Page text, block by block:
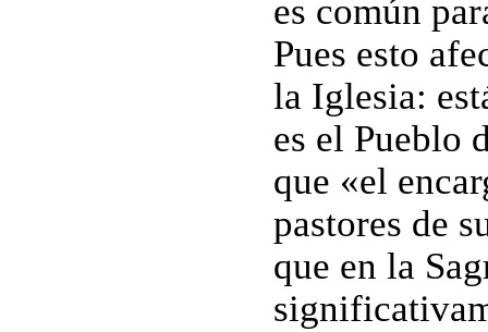
es común
Pues esto
la Iglesia:
es el Pueblo
que «el
pastores de
que en la